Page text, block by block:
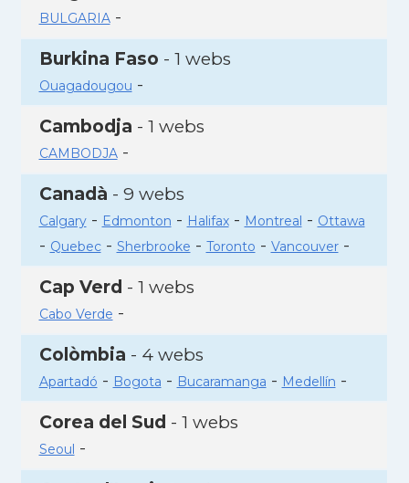
BULGARIA-
Burkina Faso - 1 webs
Ouagadougou -
Cambodja - 1 webs
CAMBODJA-
Canadà - 9 webs
Calgary- Edmonton - Halifax- Montreal - Ottawa
- Quebec- Sherbrooke - Toronto - Vancouver-
Cap Verd - 1 webs
Cabo Verde -
Colòmbia - 4 webs
Apartadó - Bogota - Bucaramanga - Medellín -
Corea del Sud - 1 webs
Seoul -